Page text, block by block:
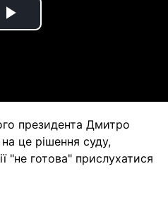
Play
президента Дмитро
це рішення суду,
"не готова" прислухатися